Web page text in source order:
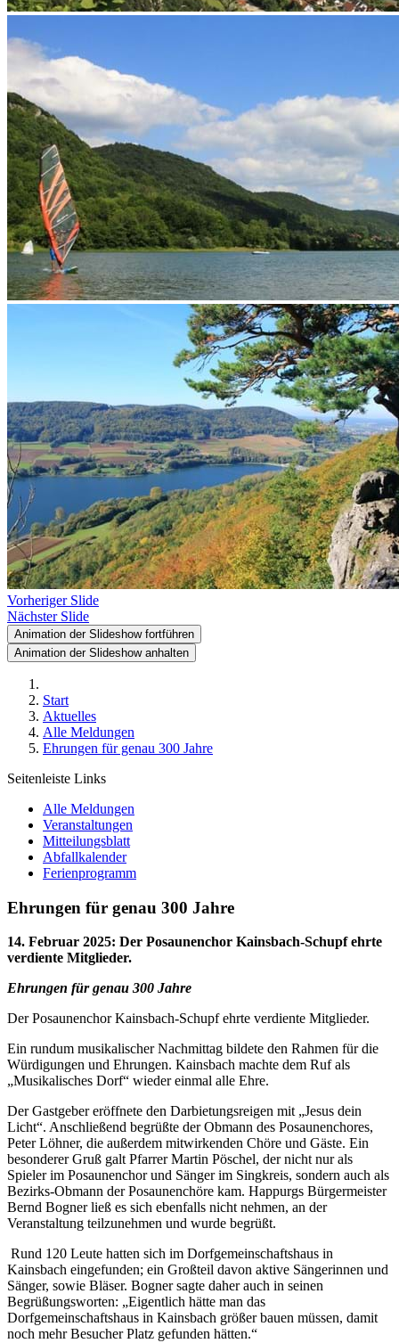
Vorheriger Slide
Nächster Slide
Animation der Slideshow fortführen
Animation der Slideshow anhalten
Start
Aktuelles
Alle Meldungen
Ehrungen für genau 300 Jahre
Seitenleiste Links
Alle Meldungen
Veranstaltungen
Mitteilungsblatt
Abfallkalender
Ferienprogramm
Ehrungen für genau 300 Jahre
14. Februar 2025: Der Posaunenchor Kainsbach-Schupf ehrte
verdiente Mitglieder.
Ehrungen für genau 300 Jahre
Der Posaunenchor Kainsbach-Schupf ehrte verdiente Mitglieder.
Ein rundum musikalischer Nachmittag bildete den Rahmen für die
Würdigungen und Ehrungen. Kainsbach machte dem Ruf als
„Musikalisches Dorf“ wieder einmal alle Ehre.
Der Gastgeber eröffnete den Darbietungsreigen mit „Jesus dein
Licht“. Anschließend begrüßte der Obmann des Posaunenchores,
Peter Löhner, die außerdem mitwirkenden Chöre und Gäste. Ein
besonderer Gruß galt Pfarrer Martin Pöschel, der nicht nur als
Spieler im Posaunenchor und Sänger im Singkreis, sondern auch als
Bezirks-Obmann der Posaunenchöre kam. Happurgs Bürgermeister
Bernd Bogner ließ es sich ebenfalls nicht nehmen, an der
Veranstaltung teilzunehmen und wurde begrüßt.
Rund 120 Leute hatten sich im Dorfgemeinschaftshaus in
Kainsbach eingefunden; ein Großteil davon aktive Sängerinnen und
Sänger, sowie Bläser. Bogner sagte daher auch in seinen
Begrüßungsworten: „Eigentlich hätte man das
Dorfgemeinschaftshaus in Kainsbach größer bauen müssen, damit
noch mehr Besucher Platz gefunden hätten.“